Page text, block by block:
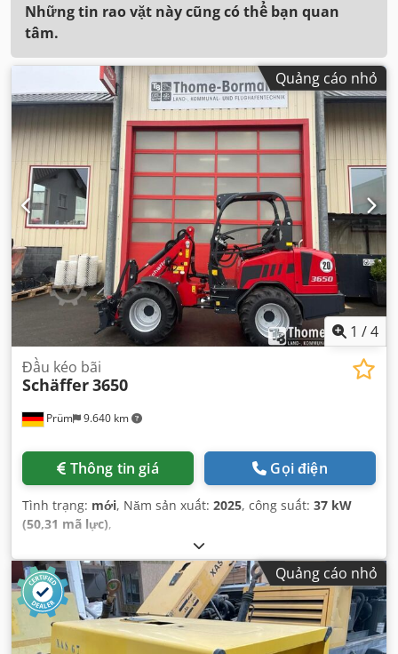
Những tin rao vặt này cũng có thể bạn quan
tâm.
Quảng cáo nhỏ
1 /4
Prüm 9.640 km
Đầu kéo bãi
Schäffer3650
Thông tin giá Gọi điện
Tình trạng: mới, Năm sản xuất: 2025, công suất: 37 kW
(50,31 mã lực),
Quảng cáo nhỏ